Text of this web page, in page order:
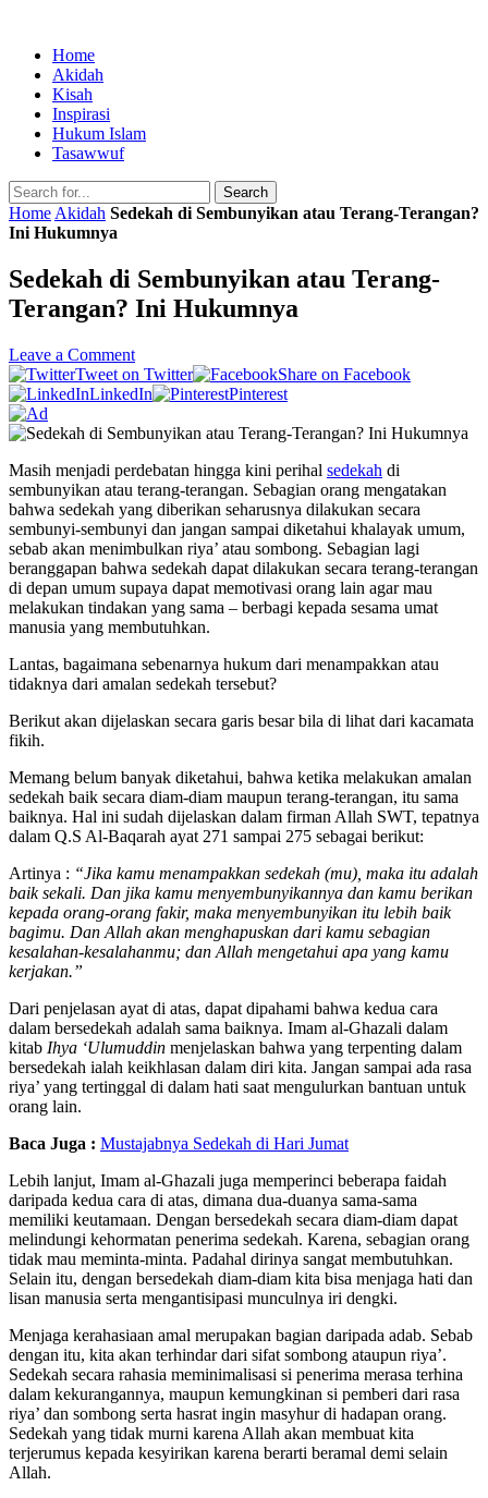
Home
Akidah
Kisah
Inspirasi
Hukum Islam
Tasawwuf
Search
Home Akidah Sedekah di Sembunyikan atau Terang-Terangan?
Ini Hukumnya
Sedekah di Sembunyikan atau Terang-
Terangan? Ini Hukumnya
Leave a Comment
Tweet on Twitter
Share on Facebook
LinkedIn
Pinterest
Masih menjadi perdebatan hingga kini perihal sedekah di
sembunyikan atau terang-terangan. Sebagian orang mengatakan
bahwa sedekah yang diberikan seharusnya dilakukan secara
sembunyi-sembunyi dan jangan sampai diketahui khalayak umum,
sebab akan menimbulkan riya’ atau sombong. Sebagian lagi
beranggapan bahwa sedekah dapat dilakukan secara terang-terangan
di depan umum supaya dapat memotivasi orang lain agar mau
melakukan tindakan yang sama – berbagi kepada sesama umat
manusia yang membutuhkan.
Lantas, bagaimana sebenarnya hukum dari menampakkan atau
tidaknya dari amalan sedekah tersebut?
Berikut akan dijelaskan secara garis besar bila di lihat dari kacamata
fikih.
Memang belum banyak diketahui, bahwa ketika melakukan amalan
sedekah baik secara diam-diam maupun terang-terangan, itu sama
baiknya. Hal ini sudah dijelaskan dalam firman Allah SWT, tepatnya
dalam Q.S Al-Baqarah ayat 271 sampai 275 sebagai berikut:
Artinya : “Jika kamu menampakkan sedekah (mu), maka itu adalah
baik sekali. Dan jika kamu menyembunyikannya dan kamu berikan
kepada orang-orang fakir, maka menyembunyikan itu lebih baik
bagimu. Dan Allah akan menghapuskan dari kamu sebagian
kesalahan-kesalahanmu; dan Allah mengetahui apa yang kamu
kerjakan.”
Dari penjelasan ayat di atas, dapat dipahami bahwa kedua cara
dalam bersedekah adalah sama baiknya. Imam al-Ghazali dalam
kitab Ihya ‘Ulumuddin menjelaskan bahwa yang terpenting dalam
bersedekah ialah keikhlasan dalam diri kita. Jangan sampai ada rasa
riya’ yang tertinggal di dalam hati saat mengulurkan bantuan untuk
orang lain.
Baca Juga : Mustajabnya Sedekah di Hari Jumat
Lebih lanjut, Imam al-Ghazali juga memperinci beberapa faidah
daripada kedua cara di atas, dimana dua-duanya sama-sama
memiliki keutamaan. Dengan bersedekah secara diam-diam dapat
melindungi kehormatan penerima sedekah. Karena, sebagian orang
tidak mau meminta-minta. Padahal dirinya sangat membutuhkan.
Selain itu, dengan bersedekah diam-diam kita bisa menjaga hati dan
lisan manusia serta mengantisipasi munculnya iri dengki.
Menjaga kerahasiaan amal merupakan bagian daripada adab. Sebab
dengan itu, kita akan terhindar dari sifat sombong ataupun riya’.
Sedekah secara rahasia meminimalisasi si penerima merasa terhina
dalam kekurangannya, maupun kemungkinan si pemberi dari rasa
riya’ dan sombong serta hasrat ingin masyhur di hadapan orang.
Sedekah yang tidak murni karena Allah akan membuat kita
terjerumus kepada kesyirikan karena berarti beramal demi selain
Allah.